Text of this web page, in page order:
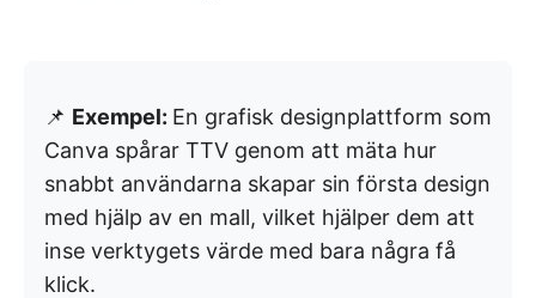
📌 Exempel: En grafisk designplattform som
Canva spårar TTV genom att mäta hur
snabbt användarna skapar sin första design
med hjälp av en mall, vilket hjälper dem att
inse verktygets värde med bara några få
klick.